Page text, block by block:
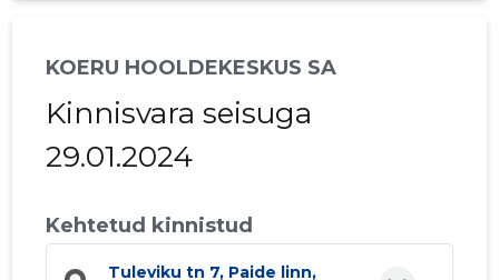
KOERU HOOLDEKESKUS SA
Kinnisvara seisuga
29.01.2024
Kehtetud kinnistud
Tuleviku tn 7, Paide linn,